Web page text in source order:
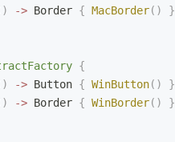
-> Border { MacBorder()
}
{
-> Button { WinButton()
}
-> Border { WinBorder()
}